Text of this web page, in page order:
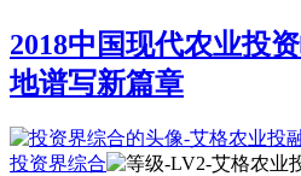
2018中国现代农业投
地谱写新篇章
投资界综合